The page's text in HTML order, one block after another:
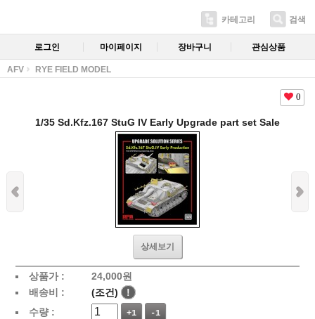
카테고리 검색
로그인 마이페이지 장바구니 관심상품
AFV RYE FIELD MODEL
0
1/35 Sd.Kfz.167 StuG IV Early Upgrade part set Sale
상세보기
상품가 : 24,000원
배송비 :
(조건)
!
수량 :
+1 -1